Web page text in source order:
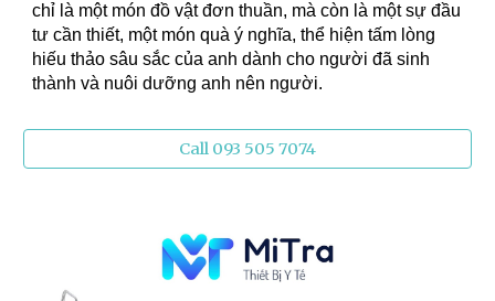
chỉ là một món đồ vật đơn thuần, mà còn là một sự đầu
tư cần thiết, một món quà ý nghĩa, thể hiện tấm lòng
hiếu thảo sâu sắc của anh dành cho người đã sinh
thành và nuôi dưỡng anh nên người.
Call 093 505 7074